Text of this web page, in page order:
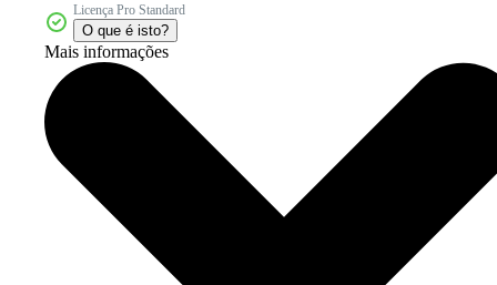
Licença Pro Standard
O que é isto?
Mais informações